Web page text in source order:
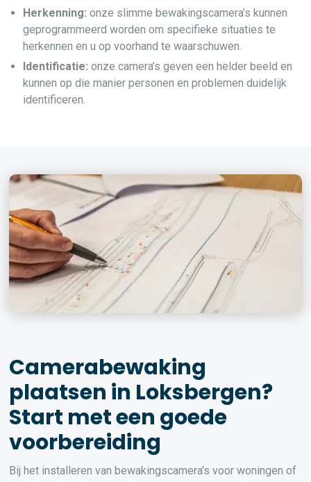
Herkenning: onze slimme bewakingscamera’s kunnen
geprogrammeerd worden om specifieke situaties te
herkennen en u op voorhand te waarschuwen.
Identificatie: onze camera’s geven een helder beeld en
kunnen op die manier personen en problemen duidelijk
identificeren.
Camerabewaking
plaatsen in Loksbergen?
Start met een goede
voorbereiding
Bij het installeren van bewakingscamera’s voor woningen of